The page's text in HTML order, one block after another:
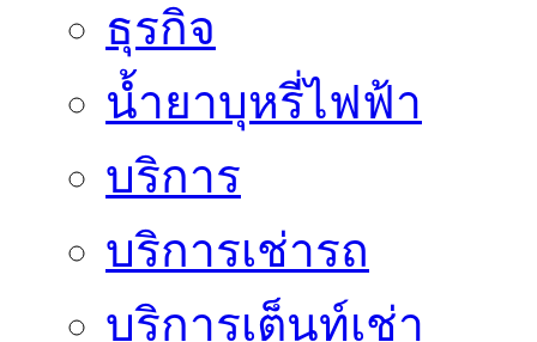
ธุรกิจ
น้ำยาบุหรี่ไฟฟ้า
บริการ
บริการเช่ารถ
บริการเต็นท์เช่า